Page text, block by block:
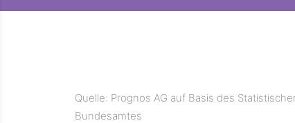
Quelle: Prognos AG auf Basis des
Bundesamtes